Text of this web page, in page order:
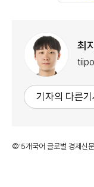
최
기자의 다른
©'5개국어 글로벌 경제신문